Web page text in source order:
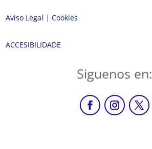
Aviso Legal |Cookies
ACCESIBILIDADE
Siguenos en: